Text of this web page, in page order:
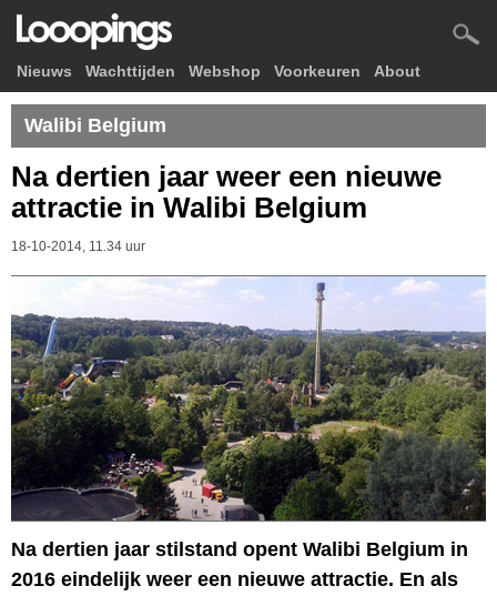
Nieuws Wachttijden Webshop Voorkeuren About
Walibi Belgium
Na dertien jaar weer een nieuwe
attractie in Walibi Belgium
18-10-2014, 11.34 uur
Na dertien jaar stilstand opent Walibi Belgium in
2016 eindelijk weer een nieuwe attractie. En als